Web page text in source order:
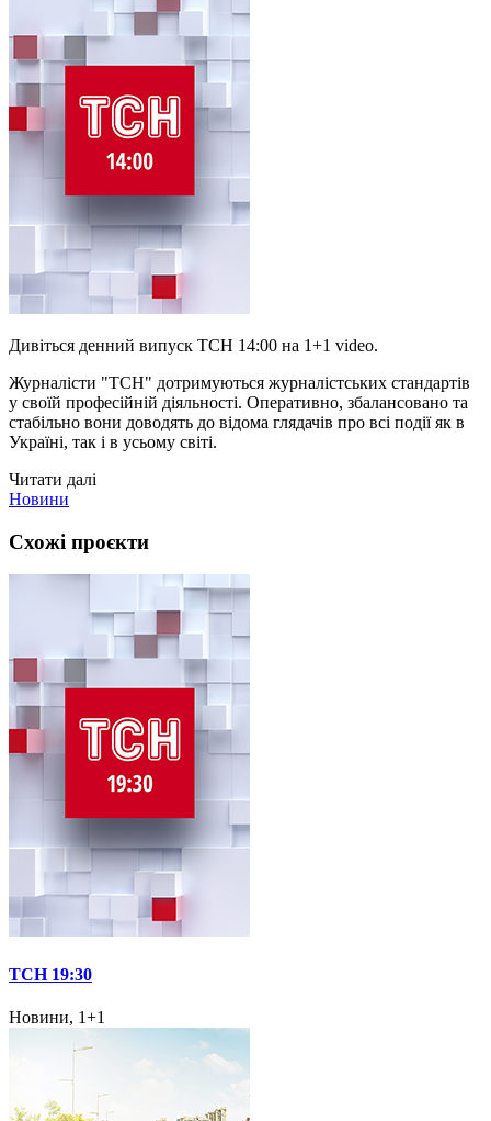
Дивіться денний випуск ТСН 14:00 на 1+1 video.
Журналісти "ТСН" дотримуються журналістських стандартів
у своїй професійній діяльності. Оперативно, збалансовано та
стабільно вони доводять до відома глядачів про всі події як в
Україні, так і в усьому світі.
Читати далі
Новини
Схожі проєкти
ТСН 19:30
Новини, 1+1